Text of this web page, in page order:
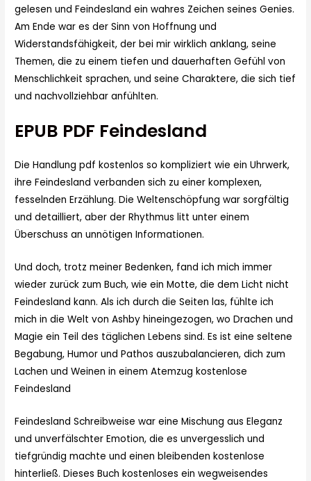
gelesen und Feindesland ein wahres Zeichen seines Genies.
Am Ende war es der Sinn von Hoffnung und
Widerstandsfähigkeit, der bei mir wirklich anklang, seine
Themen, die zu einem tiefen und dauerhaften Gefühl von
Menschlichkeit sprachen, und seine Charaktere, die sich tief
und nachvollziehbar anfühlten.
EPUB PDF Feindesland
Die Handlung pdf kostenlos so kompliziert wie ein Uhrwerk,
ihre Feindesland verbanden sich zu einer komplexen,
fesselnden Erzählung. Die Weltenschöpfung war sorgfältig
und detailliert, aber der Rhythmus litt unter einem
Überschuss an unnötigen Informationen.
Und doch, trotz meiner Bedenken, fand ich mich immer
wieder zurück zum Buch, wie ein Motte, die dem Licht nicht
Feindesland kann. Als ich durch die Seiten las, fühlte ich
mich in die Welt von Ashby hineingezogen, wo Drachen und
Magie ein Teil des täglichen Lebens sind. Es ist eine seltene
Begabung, Humor und Pathos auszubalancieren, dich zum
Lachen und Weinen in einem Atemzug kostenlose
Feindesland
Feindesland Schreibweise war eine Mischung aus Eleganz
und unverfälschter Emotion, die es unvergesslich und
tiefgründig machte und einen bleibenden kostenlose
hinterließ. Dieses Buch kostenloses ein wegweisendes